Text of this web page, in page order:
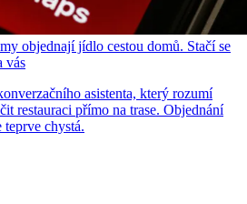
objednají jídlo cestou domů. Stačí se
vás
asistenta, který rozumí
restauraci přímo na trase. Objednání
teprve chystá.